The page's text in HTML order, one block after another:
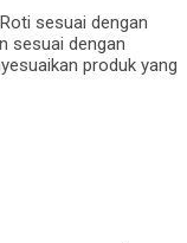
sesuai dengan
sesuai dengan
produk yang